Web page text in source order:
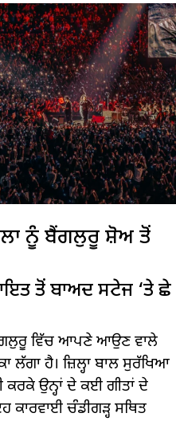
ਨੂੰ ਬੈਂਗਲੁਰੂ ਸ਼ੋਅ ਤੋਂ
ਤੋਂ ਬਾਅਦ ਸਟੇਜ ‘ਤੇ ਛੇ
ਵਿੱਚ ਆਪਣੇ ਆਉਣ ਵਾਲੇ
ਲੱਗਾ ਹੈ। ਜ਼ਿਲ੍ਹਾ ਬਾਲ ਸੁਰੱਖਿਆ
ਕਰਕੇ ਉਨ੍ਹਾਂ ਦੇ ਕਈ ਗੀਤਾਂ ਦੇ
ਕਾਰਵਾਈ ਚੰਡੀਗੜ੍ਹ ਸਥਿਤ